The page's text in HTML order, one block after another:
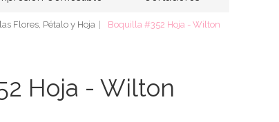
Flores, Pétalo y Hoja Boquilla #352 Hoja - Wilton
Hoja - Wilton